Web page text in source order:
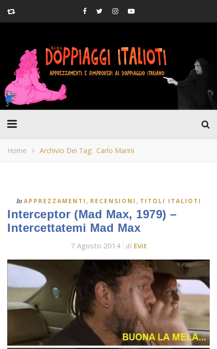
Home Archivio Dei Tag: Carlo Marini
In APPREZZAMENTI , RECENSIONI , TITOLI ITALIOTI
Interceptor (Mad Max, 1979) –
Intercettatemi Mad Max
7 Agosto 2014 di Evit